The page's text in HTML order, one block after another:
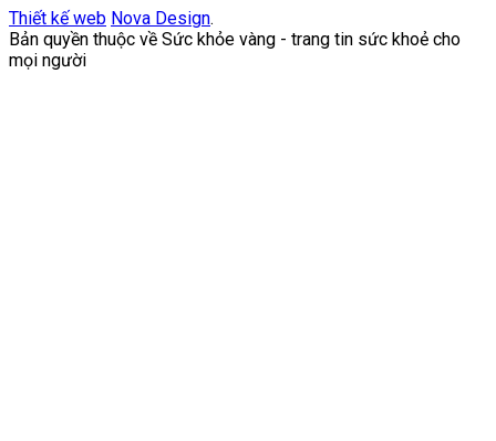
Thiết kế web Nova Design.
Bản quyền thuộc về Sức khỏe vàng - trang tin sức khoẻ cho
mọi người